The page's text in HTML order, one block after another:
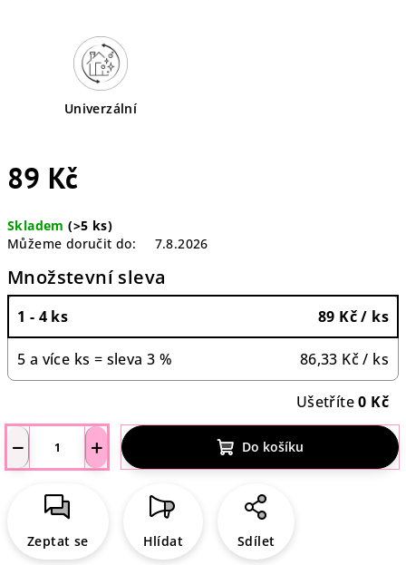
Univerzální
89 Kč
cena:
Skladem(>5 ks)
Můžeme doručit do:
7.8.2026
Množstevní sleva
1 - 4 ks 89 Kč/ ks
5 a více ks = sleva 3 % 86,33 Kč/ ks
Ušetříte0 Kč
+
− Do košíku
Zeptat se Hlídat Sdílet